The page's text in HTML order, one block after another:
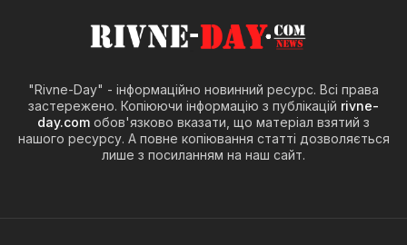
"Rivne-Day" - інформаційно новинний ресурс. Всі права
застережено. Копіюючи інформацію з публікацій rivne-
day.com обов'язково вказати, що матеріал взятий з
нашого ресурсу. А повне копіювання статті дозволяється
лише з посиланням на наш сайт.